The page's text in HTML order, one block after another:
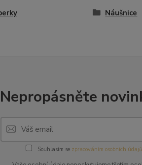
Náušnice
Nepropásněte
Souhlasím se zpracováním osobních údajů